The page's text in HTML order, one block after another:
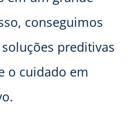
conseguimos
preditivas
o cuidado em